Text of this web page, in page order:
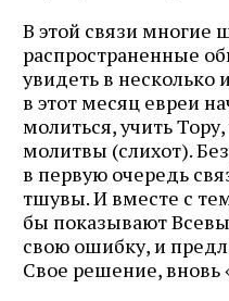
В этой связи многие
распространенные
увидеть в несколько
в этот месяц евреи
молиться, учить
молитвы (слихот).
в первую очередь
тшувы. И вместе с
бы показывают
свою ошибку, и
Свое решение, вновь